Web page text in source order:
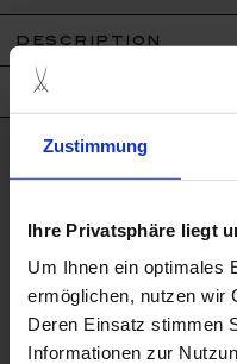
Zustimmung
Ihre Privatsphäre liegt
Um Ihnen ein optimales
ermöglichen, nutzen wir
Deren Einsatz stimmen
Informationen zur
description
product details
Rinsing by
Hand
Porcelain